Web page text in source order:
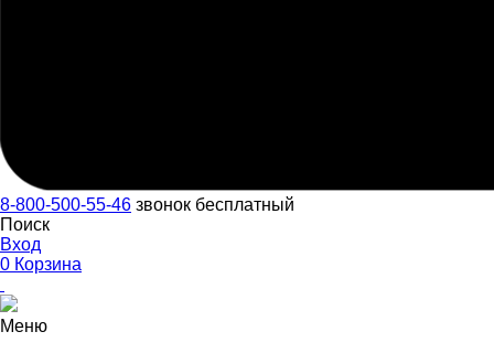
8-800-500-55-46 звонок бесплатный
Поиск
Вход
0 Корзина
Меню